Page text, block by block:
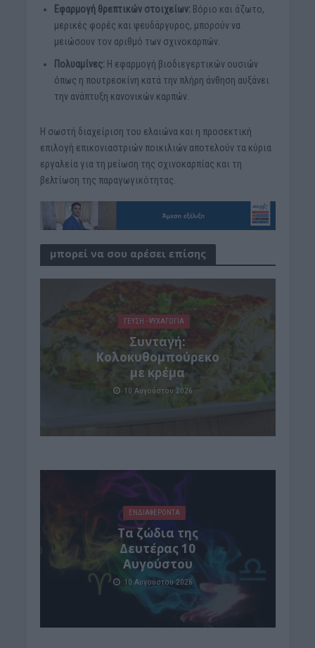
Εφαρμογή θρεπτικών στοιχείων: Βόριο και άζωτο,
μερικές φορές και ψευδάργυρος, μπορούν να
μειώσουν τον αριθμό των σχινοκαρπών.
Πολυαμίνες: Η εφαρμογή βιοδιεγερτικών ουσιών
όπως η πουτρεσκίνη κατά την πλήρη άνθηση αυξάνει
την ανάπτυξη κανονικών καρπών.
Η σωστή διαχείριση του ελαιώνα και η προσεκτική
επιλογή επικονιαστριών ποικιλιών αποτελούν τα κύρια
εργαλεία για τη μείωση της σχινοκαρπίας και τη
βελτίωση της παραγωγικότητας.
μπορεί να σου αρέσει επίσης
ΓΕΎΣΗ - ΨΥΧΑΓΩΓΊΑ
Συνταγή:
Κολοκυθομπούρεκο
με κρέμα
10 Αυγούστου 2026
ΕΝΔΙΑΦΕΡΟΝΤΑ
Τα ζώδια της
Δευτέρας 10
Αυγούστου
10 Αυγούστου 2026